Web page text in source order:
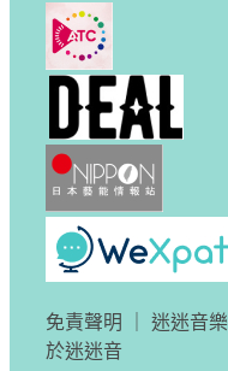
免責聲明 迷迷音樂
於迷迷音